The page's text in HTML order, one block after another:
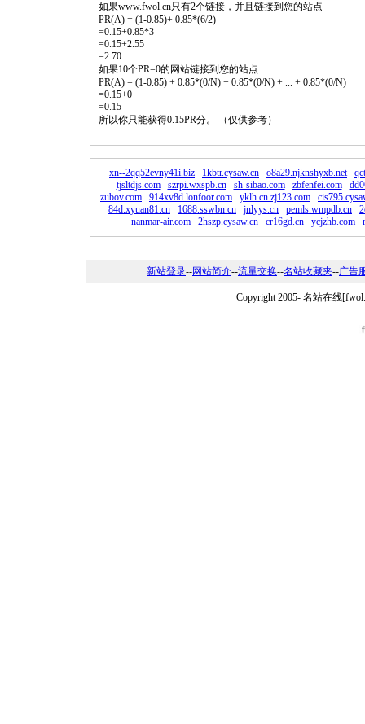
如果www.fwol.cn只有2个链接，并且链接到您的站点
PR(A) = (1-0.85)+ 0.85*(6/2)
=0.15+0.85*3
=0.15+2.55
=2.70
如果10个PR=0的网站链接到您的站点
PR(A) = (1-0.85) + 0.85*(0/N) + 0.85*(0/N) + ... + 0.85*(0/N)
=0.15+0
=0.15
所以你只能获得0.15PR分。 （仅供参考）
xn--2qq52evny41i.biz 1kbtr.cysaw.cn o8a29.njknshyxb.net
tjsltdjs.com
szrpi.wxspb.cn sh-sibao.com zbfenfei.com
zubov.com
914xv8d.lonfoor.com yklh.cn.zj123.com
84d.xyuan81.cn
1688.sswbn.cn jnlyys.cn pemls.wmpdb.cn
nanmar-air.com
2hszp.cysaw.cn cr16gd.cn ycjzhb.com
新站登录--网站简介--流量交换--名站收藏夹--广告
Copyright 2005- 名站在线